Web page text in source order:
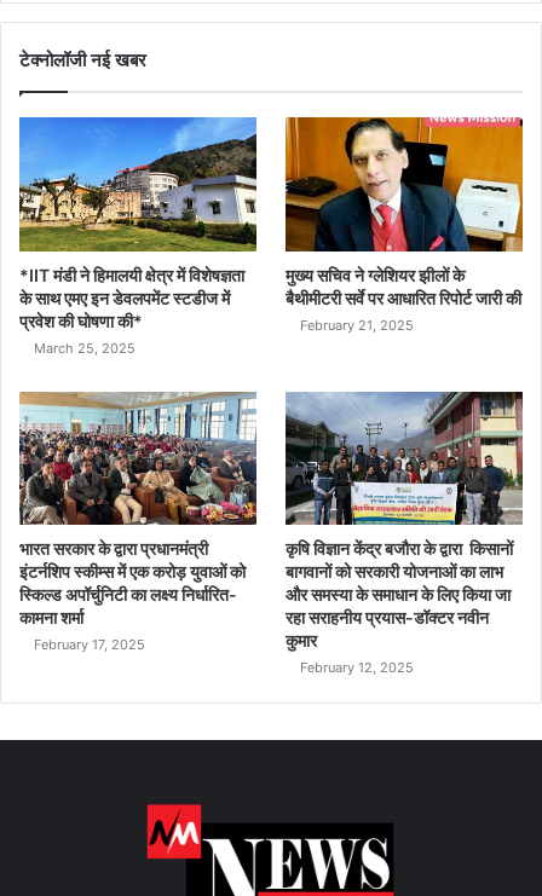
टेक्नोलॉजी नई खबर
*IIT मंडी ने हिमालयी क्षेत्र में विशेषज्ञता
के साथ एमए इन डेवलपमेंट स्टडीज में
प्रवेश की घोषणा की*
March 25, 2025
मुख्य सचिव ने ग्लेशियर झीलों के
बैथीमीटरी सर्वे पर आधारित रिपोर्ट जारी की
February 21, 2025
भारत सरकार के द्वारा प्रधानमंत्री
इंटर्नशिप स्कीम्स में एक करोड़ युवाओं को
स्किल्ड अपॉर्चुनिटी का लक्ष्य निर्धारित-
कामना शर्मा
February 17, 2025
कृषि विज्ञान केंद्र बजौरा के द्वारा किसानों
बागवानों को सरकारी योजनाओं का लाभ
और समस्या के समाधान के लिए किया जा
रहा सराहनीय प्रयास-डॉक्टर नवीन
कुमार
February 12, 2025